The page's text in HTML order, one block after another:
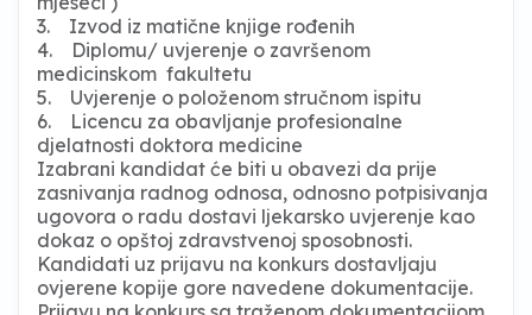
3. Izvod iz matične knjige rođenih
4. Diplomu/ uvjerenje o završenom
medicinskom fakultetu
5. Uvjerenje o položenom stručnom ispitu
6. Licencu za obavljanje profesionalne
djelatnosti doktora medicine
Izabrani kandidat će biti u obavezi da prije
zasnivanja radnog odnosa, odnosno potpisivanja
ugovora o radu dostavi ljekarsko uvjerenje kao
dokaz o opštoj zdravstvenoj sposobnosti.
Kandidati uz prijavu na konkurs dostavljaju
ovjerene kopije gore navedene dokumentacije.